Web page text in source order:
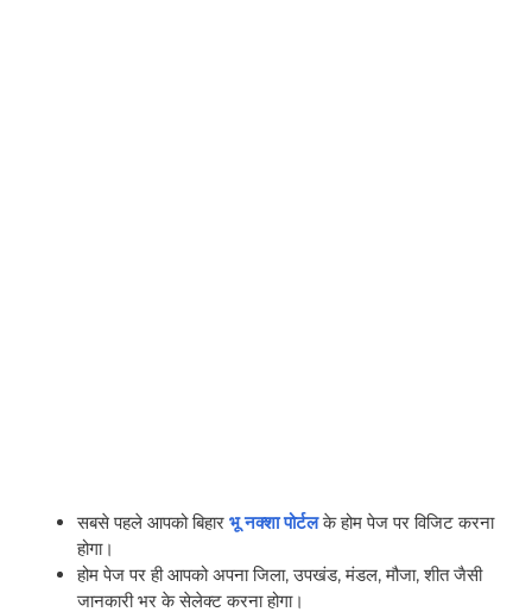
सबसे पहले आपको बिहार भू नक्शा पोर्टल के होम पेज पर विजिट करना
होगा।
होम पेज पर ही आपको अपना जिला, उपखंड, मंडल, मौजा, शीत जैसी
जानकारी भर के सेलेक्ट करना होगा।